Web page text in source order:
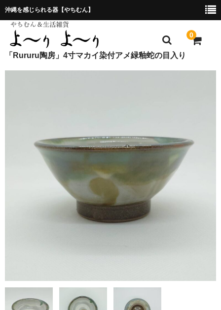
沖縄を感じられる器【やちむん】
0
「Rururu陶房」4寸マカイ染付アメ緑釉蛇の目入り